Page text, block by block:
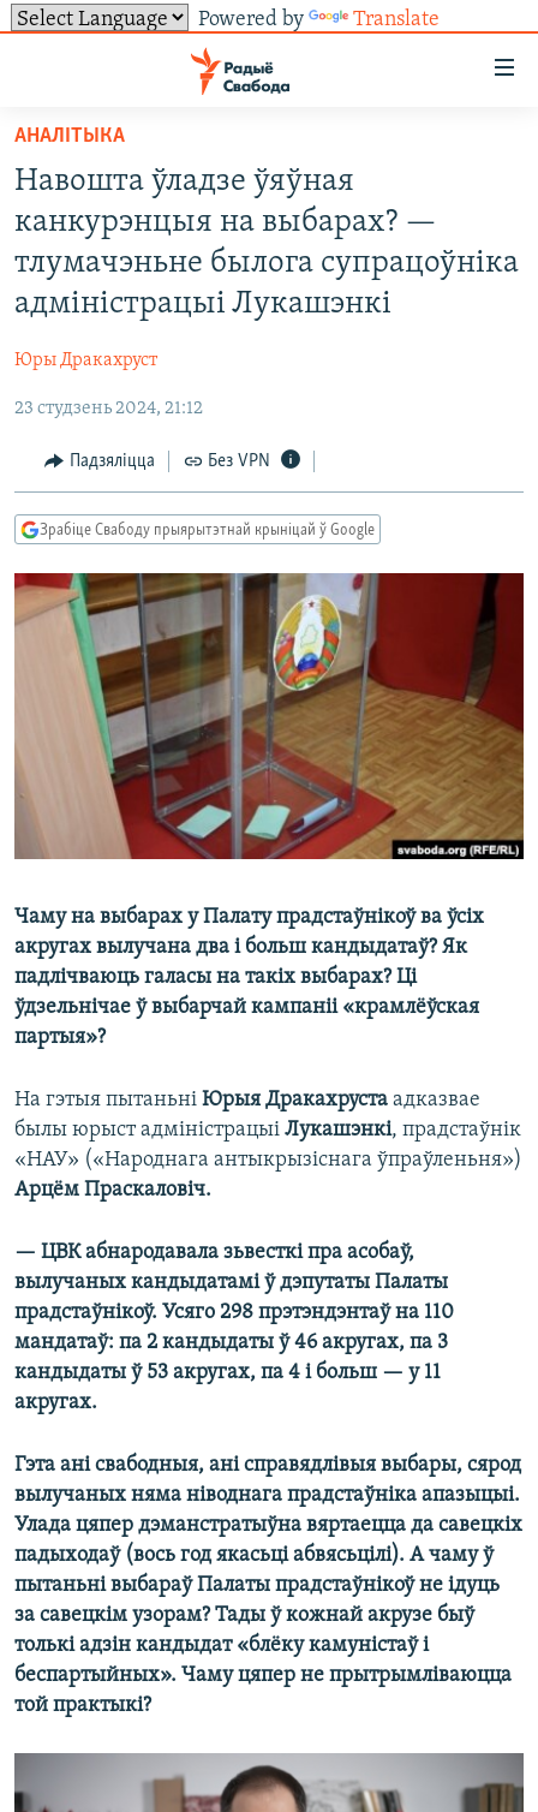
Powered by Translate
ўнівэрсальнага
доступу
Перайсьці
да
галоўнага
зьместу
Перайсьці
да
галоўнай
навігацыі
Перайсьці
пошуку
ЛЮДЗІ
ЭКАНОМІКА
ВАЙНА
БЕЛАРУСЫ НА ВАЙНЕ
КУЛЬТУРА
КАЛЯНДАР
ТОЛЬКІ НА СВАБОДЗЕ
БЛОГІ
ПАДКАСТЫ
КНІГІ
АЎДЫЁКНІГІ
МОВА
НА ХВАЛЯХ СВАБОДЫ
СУВЯЗЬ
АБЫСЬЦІ БЛЯКАВАНЬНЕ
ПАДПІСАЦЦА
ПАДКАСТЫ
FACEBOOK
TWITTER
САЧЫЦЕ ЗА АБНАЎЛЕНЬНЯМІ
Усе сайты РС/РСЭ
АНАЛІТЫКА
Навошта ўладзе ўяўная
канкурэнцыя на выбарах? —
тлумачэньне былога супрацоўніка
адміністрацыі Лукашэнкі
Юры Дракахруст
23 студзень 2024, 21:12
Падзяліцца Без VPN
Зрабіце Свабоду прыярытэтнай крыніцай ў Google
Чаму на выбарах у Палату прадстаўнікоў ва ўсіх
акругах вылучана два і больш кандыдатаў? Як
падлічваюць галасы на такіх выбарах? Ці
ўдзельнічае ў выбарчай кампаніі «крамлёўская
партыя»?
На гэтыя пытаньні Юрыя Дракахруста адказвае
былы юрыст адміністрацыі Лукашэнкі, прадстаўнік
«НАУ» («Народнага антыкрызіснага ўпраўленьня»)
Арцём Праскаловіч.
— ЦВК абнародавала зьвесткі пра асобаў,
вылучаных кандыдатамі ў дэпутаты Палаты
прадстаўнікоў. Усяго 298 прэтэндэнтаў на 110
мандатаў: па 2 кандыдаты ў 46 акругах, па 3
кандыдаты ў 53 акругах, па 4 і больш — у 11
акругах.
Гэта ані свабодныя, ані справядлівыя выбары, сярод
вылучаных няма ніводнага прадстаўніка апазыцыі.
Улада цяпер дэманстратыўна вяртаецца да савецкіх
падыходаў (вось год якасьці абвясьцілі). А чаму ў
пытаньні выбараў Палаты прадстаўнікоў не ідуць
за савецкім узорам? Тады ў кожнай акрузе быў
толькі адзін кандыдат «блёку камуністаў і
беспартыйных». Чаму цяпер не прытрымліваюцца
той практыкі?